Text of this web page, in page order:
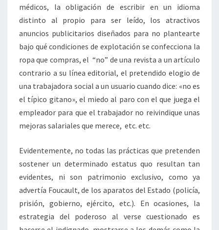
médicos, la obligación de escribir en un idioma
distinto al propio para ser leído, los atractivos
anuncios publicitarios diseñados para no plantearte
bajo qué condiciones de explotación se confecciona la
ropa que compras, el “no” de una revista a un artículo
contrario a su línea editorial, el pretendido elogio de
una trabajadora social a un usuario cuando dice: «no es
el típico gitano», el miedo al paro con el que juega el
empleador para que el trabajador no reivindique unas
mejoras salariales que merece, etc. etc.
Evidentemente, no todas las prácticas que pretenden
sostener un determinado estatus quo resultan tan
evidentes, ni son patrimonio exclusivo, como ya
advertía Foucault, de los aparatos del Estado (policía,
prisión, gobierno, ejército, etc.). En ocasiones, la
estrategia del poderoso al verse cuestionado es